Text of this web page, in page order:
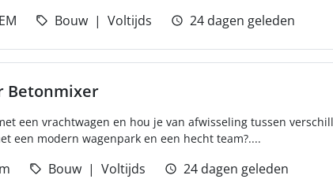
Bouw Voltijds 24 dagen geleden
Betonmixer
een vrachtwagen en hou je van afwisseling tussen
een modern wagenpark en een hecht team?....
Bouw Voltijds 24 dagen geleden